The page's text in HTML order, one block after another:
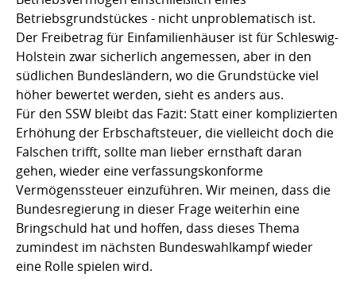
Betriebsgrundstückes - nicht unproblematisch ist.
Der Freibetrag für Einfamilienhäuser ist für Schleswig-
Holstein zwar sicherlich angemessen, aber in den
südlichen Bundesländern, wo die Grundstücke viel
höher bewertet werden, sieht es anders aus.
Für den SSW bleibt das Fazit: Statt einer komplizierten
Erhöhung der Erbschaftsteuer, die vielleicht doch die
Falschen trifft, sollte man lieber ernsthaft daran
gehen, wieder eine verfassungskonforme
Vermögenssteuer einzuführen. Wir meinen, dass die
Bundesregierung in dieser Frage weiterhin eine
Bringschuld hat und hoffen, dass dieses Thema
zumindest im nächsten Bundeswahlkampf wieder
eine Rolle spielen wird.